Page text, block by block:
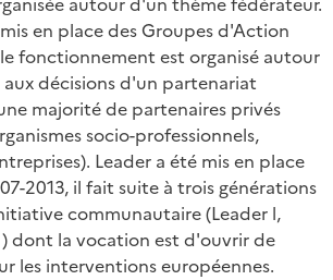
en place des Groupes d'Action
fonctionnement est organisé autour
décisions d'un partenariat
majorité de partenaires privés
socio-professionnels,
Leader a été mis en place
2013, il fait suite à trois générations
communautaire (Leader l,
) dont la vocation est d'ouvrir de
les interventions européennes.